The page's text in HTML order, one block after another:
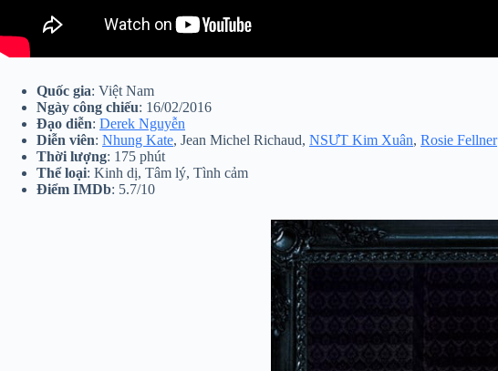
Quốc gia: Việt Nam
Ngày công chiếu: 16/02/2016
Đạo diễn: Derek Nguyễn
Diễn viên: Nhung Kate, Jean Michel Richaud, NSƯT Kim Xuân, Rosie Fellner
Thời lượng: 175 phút
Thể loại: Kinh dị, Tâm lý, Tình cảm
Điểm IMDb: 5.7/10